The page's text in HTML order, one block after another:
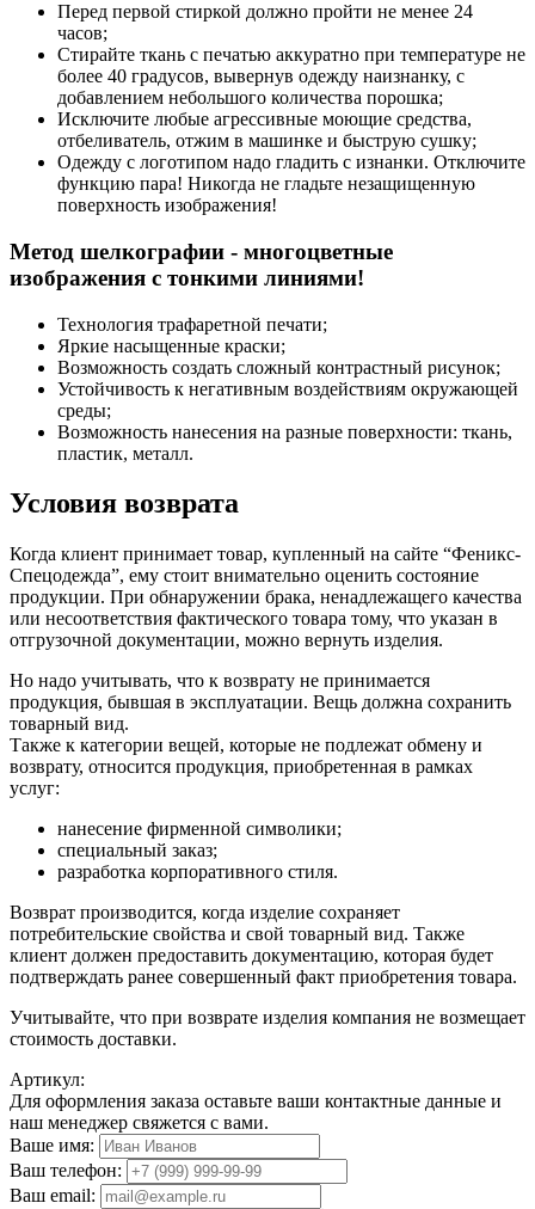
Перед первой стиркой должно пройти не менее 24
часов;
Стирайте ткань с печатью аккуратно при температуре не
более 40 градусов, вывернув одежду наизнанку, с
добавлением небольшого количества порошка;
Исключите любые агрессивные моющие средства,
отбеливатель, отжим в машинке и быструю сушку;
Одежду с логотипом надо гладить с изнанки. Отключите
функцию пара! Никогда не гладьте незащищенную
поверхность изображения!
Метод шелкографии - многоцветные
изображения с тонкими линиями!
Технология трафаретной печати;
Яркие насыщенные краски;
Возможность создать сложный контрастный рисунок;
Устойчивость к негативным воздействиям окружающей
среды;
Возможность нанесения на разные поверхности: ткань,
пластик, металл.
Условия возврата
Когда клиент принимает товар, купленный на сайте “Феникс-
Спецодежда”, ему стоит внимательно оценить состояние
продукции. При обнаружении брака, ненадлежащего качества
или несоответствия фактического товара тому, что указан в
отгрузочной документации, можно вернуть изделия.
Но надо учитывать, что к возврату не принимается
продукция, бывшая в эксплуатации. Вещь должна сохранить
товарный вид.
Также к категории вещей, которые не подлежат обмену и
возврату, относится продукция, приобретенная в рамках
услуг:
нанесение фирменной символики;
специальный заказ;
разработка корпоративного стиля.
Возврат производится, когда изделие сохраняет
потребительские свойства и свой товарный вид. Также
клиент должен предоставить документацию, которая будет
подтверждать ранее совершенный факт приобретения товара.
Учитывайте, что при возврате изделия компания не возмещает
стоимость доставки.
Артикул:
Для оформления заказа оставьте ваши контактные данные и
наш менеджер свяжется с вами.
Ваше имя:
Ваш телефон:
Ваш email: